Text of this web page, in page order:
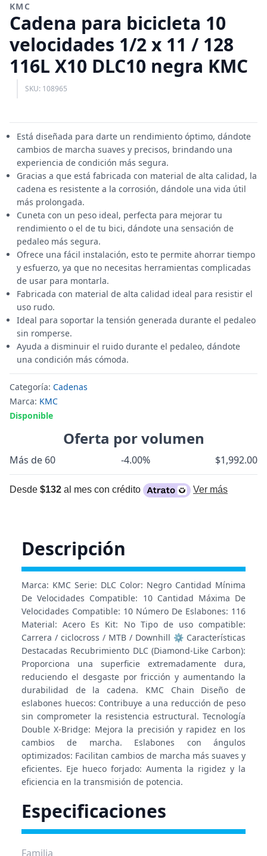
KMC
Cadena para bicicleta 10
velocidades 1/2 x 11 / 128
116L X10 DLC10 negra KMC
SKU: 108965
Está diseñada para darte un rendimiento óptimo, dándote
cambios de marcha suaves y precisos, brindando una
experiencia de condición más segura.
Gracias a que está fabricada con material de alta calidad, la
cadena es resistente a la corrosión, dándole una vida útil
más prolongada.
Cuneta con un peso ideal, perfecta para mejorar tu
rendimiento o el de tu bici, dándote una sensación de
pedaleo más segura.
Ofrece una fácil instalación, esto te permite ahorrar tiempo
y esfuerzo, ya que no necesitas herramientas complicadas
de usar para montarla.
Fabricada con material de alta calidad ideal para resistir el
uso rudo.
Ideal para soportar la tensión generada durante el pedaleo
sin romperse.
Ayuda a disminuir el ruido durante el pedaleo, dándote
una condición más cómoda.
Categoría: Cadenas
Marca: KMC
Disponible
Oferta por volumen
Más de 60 -4.00% $1,992.00
Desde $132 al mes con crédito Ver más
Descripción
Marca: KMC Serie: DLC Color: Negro Cantidad Mínima
De Velocidades Compatible: 10 Cantidad Máxima De
Velocidades Compatible: 10 Número De Eslabones: 116
Material: Acero Es Kit: No Tipo de uso compatible:
Carrera / ciclocross / MTB / Downhill ⚙️ Características
Destacadas Recubrimiento DLC (Diamond-Like Carbon):
Proporciona una superficie extremadamente dura,
reduciendo el desgaste por fricción y aumentando la
durabilidad de la cadena. KMC Chain Diseño de
eslabones huecos: Contribuye a una reducción de peso
sin comprometer la resistencia estructural. Tecnología
Double X-Bridge: Mejora la precisión y rapidez en los
cambios de marcha. Eslabones con ángulos
optimizados: Facilitan cambios de marcha más suaves y
eficientes. Eje hueco forjado: Aumenta la rigidez y la
eficiencia en la transmisión de potencia.
Especificaciones
Familia